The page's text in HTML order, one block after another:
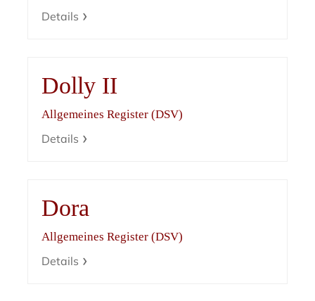
Details
Dolly II
Allgemeines Register (DSV)
Details
Dora
Allgemeines Register (DSV)
Details